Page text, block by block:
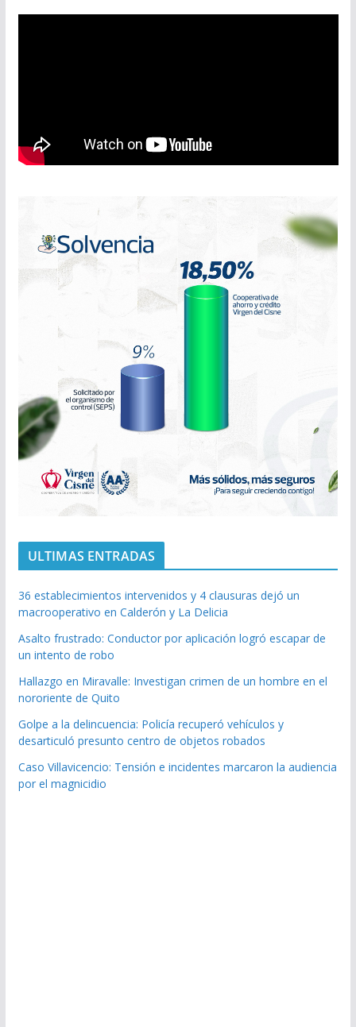
ULTIMAS ENTRADAS
36 establecimientos intervenidos y 4 clausuras dejó un
macrooperativo en Calderón y La Delicia
Asalto frustrado: Conductor por aplicación logró escapar de
un intento de robo
Hallazgo en Miravalle: Investigan crimen de un hombre en el
nororiente de Quito
Golpe a la delincuencia: Policía recuperó vehículos y
desarticuló presunto centro de objetos robados
Caso Villavicencio: Tensión e incidentes marcaron la audiencia
por el magnicidio